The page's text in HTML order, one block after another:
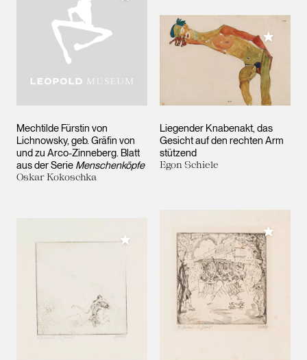
Mechtilde Fürstin von
Lichnowsky, geb. Gräfin von
und zu Arco-Zinneberg. Blatt
aus der Serie Menschenköpfe
Oskar Kokoschka
Liegender Knabenakt, das
Gesicht auf den rechten Arm
stützend
Egon Schiele
Meiner
Meiner Sammlung hinzufügen
Meiner